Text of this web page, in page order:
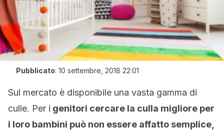
Pubblicato: 10 settembre, 2018 22:01
Sul mercato è disponibile una vasta gamma di
culle. Per i genitori cercare la culla migliore per
i loro bambini può non essere affatto semplice,